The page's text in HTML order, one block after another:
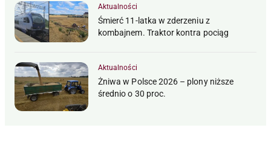
Aktualności
Śmierć 11-latka w zderzeniu z
kombajnem. Traktor kontra pociąg
Aktualności
Żniwa w Polsce 2026 – plony niższe
średnio o 30 proc.